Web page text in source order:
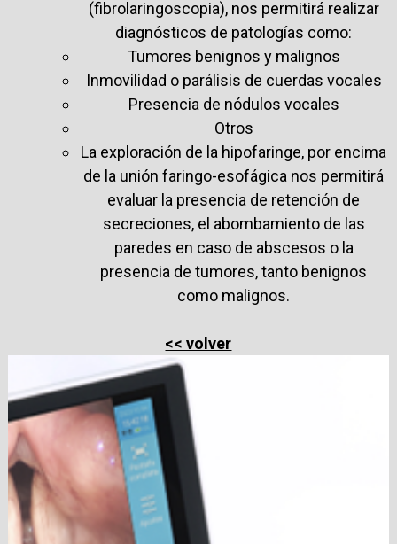
(fibrolaringoscopia), nos permitirá realizar
diagnósticos de patologías como:
Tumores benignos y malignos
Inmovilidad o parálisis de cuerdas vocales
Presencia de nódulos vocales
Otros
La exploración de la hipofaringe, por encima
de la unión faringo-esofágica nos permitirá
evaluar la presencia de retención de
secreciones, el abombamiento de las
paredes en caso de abscesos o la
presencia de tumores, tanto benignos
como malignos.
<< volver